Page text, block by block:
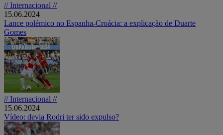
// Internacional //
15.06.2024
Lance polémico no Espanha-Croácia: a explicação de Duarte
Gomes
// Internacional //
15.06.2024
Vídeo: devia Rodri ter sido expulso?